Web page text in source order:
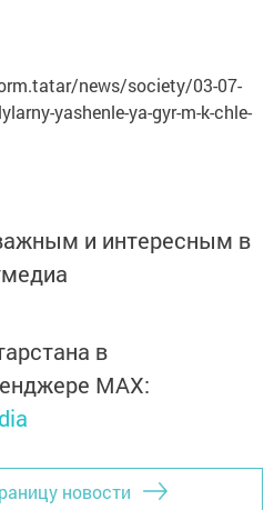
news/society/03-07-
yashenle-ya-gyr-m-k-chle-
и интересным в
в
MАХ:
новости